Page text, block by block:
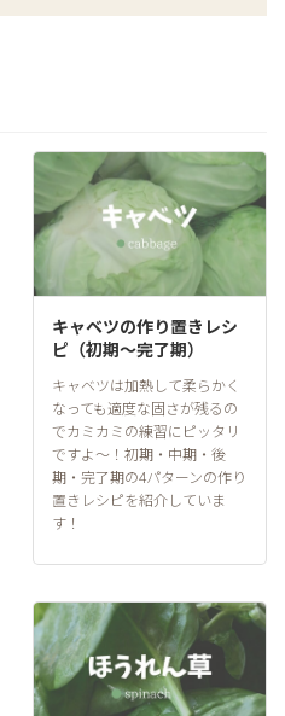
キャベツの作り置きレシ
ピ（初期～完了期）
キャベツは加熱して柔らかく
なっても適度な固さが残るの
でカミカミの練習にピッタリ
ですよ〜！初期・中期・後
期・完了期の4パターンの作り
置きレシピを紹介していま
す！